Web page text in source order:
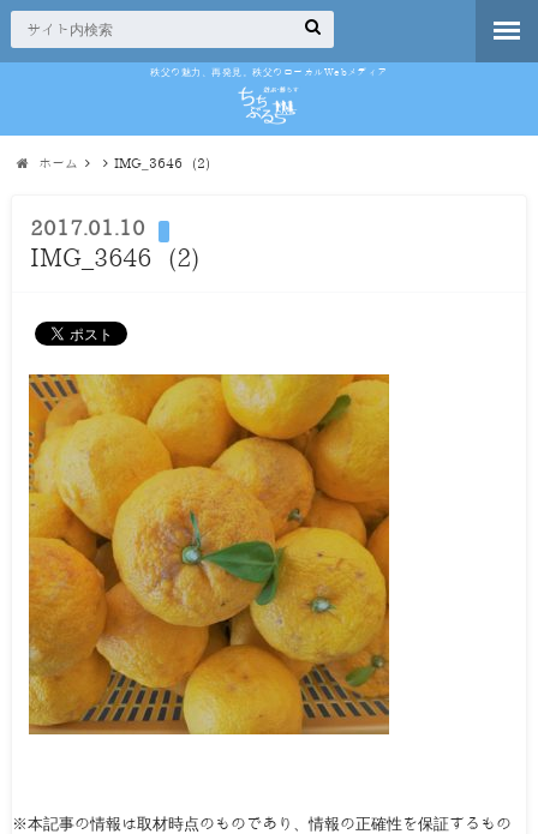
秩父の魅力、再発見。秩父のローカルWebメディア
ホーム IMG_3646 (2)
2017.01.10
IMG_3646 (2)
※本記事の情報は取材時点のものであり、情報の正確性を保証するもの